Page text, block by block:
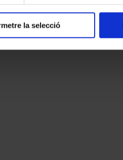
la selecció